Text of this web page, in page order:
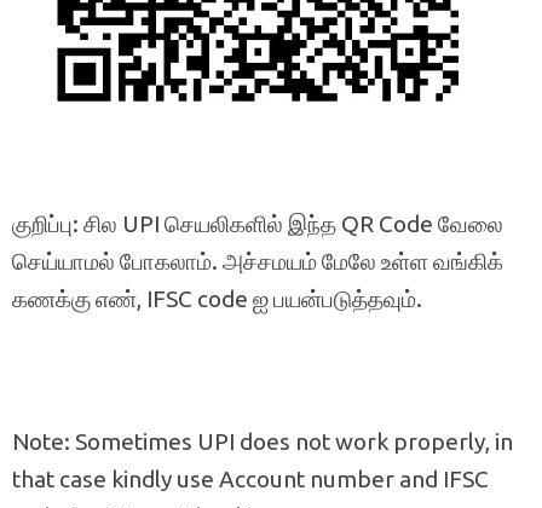
குறிப்பு: சில UPI செயலிகளில் இந்த QR Code வேலை
செய்யாமல் போகலாம். அச்சமயம் மேலே உள்ள வங்கிக்
கணக்கு எண், IFSC code ஐ பயன்படுத்தவும்.
Note: Sometimes UPI does not work properly, in
that case kindly use Account number and IFSC